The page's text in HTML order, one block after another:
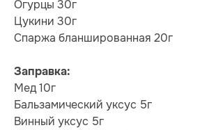
Огурцы 30г
Цукини 30г
Спаржа бланшированная 20г
Заправка:
Мед 10г
Бальзамический уксус 5г
Винный уксус 5г